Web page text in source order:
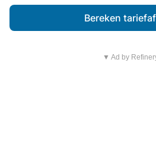
Bereken
▼ Ad by